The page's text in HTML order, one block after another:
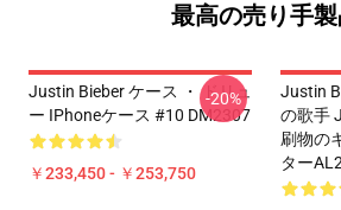
最高の売り手
Justin Bieber ケース ・ ドリュ
ー IPhoneケース #10 DM2307
￥233,450 - ￥253,750
-20%
Justin
の歌手
刷物の
ター